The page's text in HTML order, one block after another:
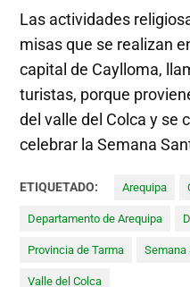
Las actividades
misas que se realizan
capital de Caylloma,
turistas, porque
del valle del Colca y se
celebrar la Semana
ETIQUETADO: Arequipa
Departamento de Arequipa
Provincia de Tarma Semana
Valle del Colca